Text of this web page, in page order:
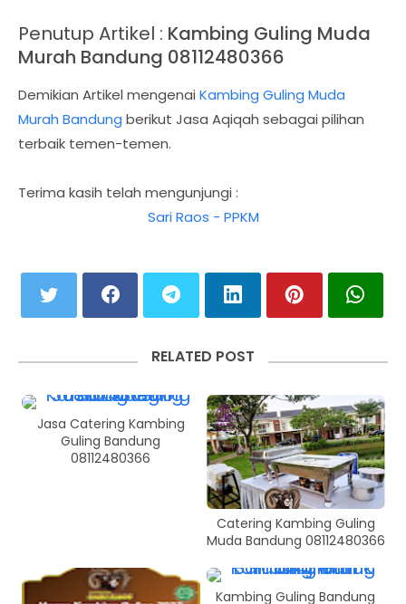
Penutup Artikel : Kambing Guling Muda
Murah Bandung 08112480366
Demikian Artikel mengenai Kambing Guling Muda
Murah Bandung berikut Jasa Aqiqah sebagai pilihan
terbaik temen-temen.
Terima kasih telah mengunjungi :
Sari Raos - PPKM
RELATED POST
Jasa Catering Kambing
Guling Bandung
08112480366
Catering Kambing Guling
Muda Bandung 08112480366
Kambing Guling Bandung